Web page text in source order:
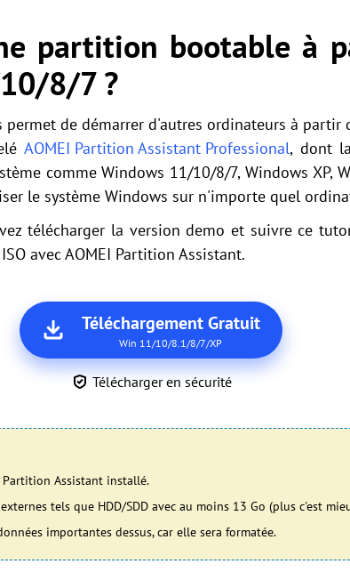
partition bootable à
8/7 ?
de démarrer d'autres ordinateurs à partir
AOMEI Partition Assistant Professional, dont
comme Windows 11/10/8/7, Windows XP,
le système Windows sur n'importe quel
télécharger la version demo et suivre ce
avec AOMEI Partition Assistant.
Téléchargement Gratuit
Win 11/10/8.1/8/7/XP
Télécharger en sécurité
Assistant installé.
tels que HDD/SDD avec au moins 13 Go (plus c'est
importantes dessus, car elle sera formatée.